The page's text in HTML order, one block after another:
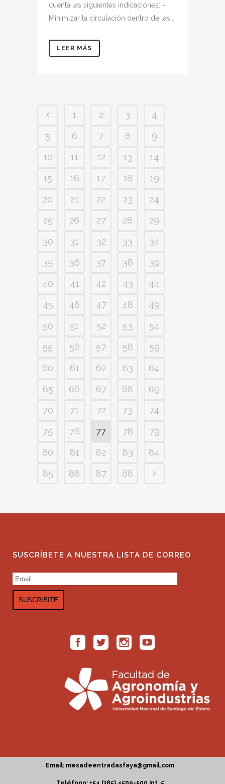
cuenta las siguientes indicaciones: -
Minimizar la circulación dentro de las...
LEER MÁS
1 2 3
4
5
6 7 8
9
10
11 12 13
14
15
16 17 18
19
20
21 22 23
24
25
26 27 28
29
30
31 32 33
34
35
36 37 38
39
40
41 42 43
44
45
46 47 48
49
50
51 52 53
54
55
56 57 58
59
60
61 62 63
64
65
66 67 68
69
70
71 72 73
74
75
76 77 78
79
80
81 82 83
84
85
86 87 88
SUSCRÍBETE A NUESTRA LISTA DE CORREO
Email: mesadeentradasfaya@gmail.com